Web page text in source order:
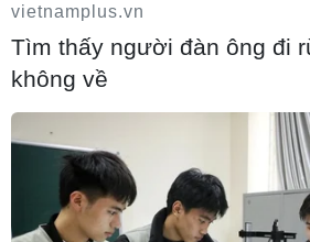
NATO ưu tiên đẩy nhanh
thống phòng không cho
06/08/2026 12:24
vietnamplus.vn
Tìm thấy người đàn ông đi
không về